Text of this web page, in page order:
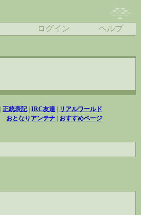
ログイン ヘルプ
|正統表記|IRC友達 | リアルワールド
おとなりアンテナ | おすすめページ